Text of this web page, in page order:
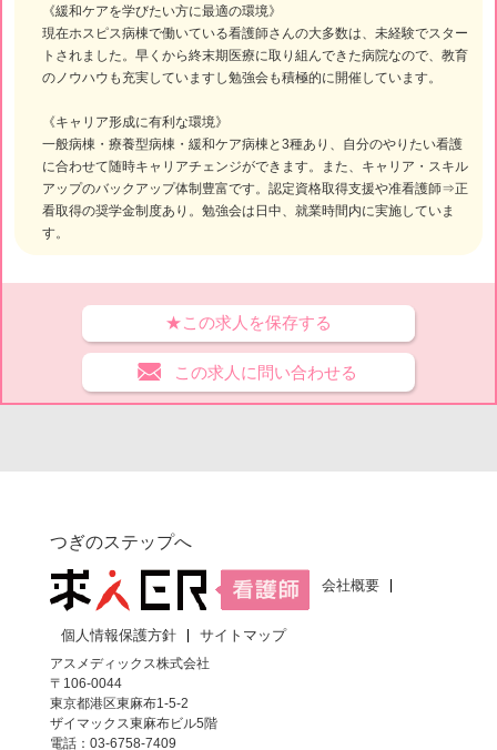
《緩和ケアを学びたい方に最適の環境》
現在ホスピス病棟で働いている看護師さんの大多数は、未経験でスター
トされました。早くから終末期医療に取り組んできた病院なので、教育
のノウハウも充実していますし勉強会も積極的に開催しています。
《キャリア形成に有利な環境》
一般病棟・療養型病棟・緩和ケア病棟と3種あり、自分のやりたい看護
に合わせて随時キャリアチェンジができます。また、キャリア・スキル
アップのバックアップ体制豊富です。認定資格取得支援や准看護師⇒正
看取得の奨学金制度あり。勉強会は日中、就業時間内に実施していま
す。
★この求人を保存する
この求人に問い合わせる
つぎのステップへ
会社概要
個人情報保護方針
サイトマップ
アスメディックス株式会社
〒106-0044
東京都港区東麻布1-5-2
ザイマックス東麻布ビル5階
電話：03-6758-7409